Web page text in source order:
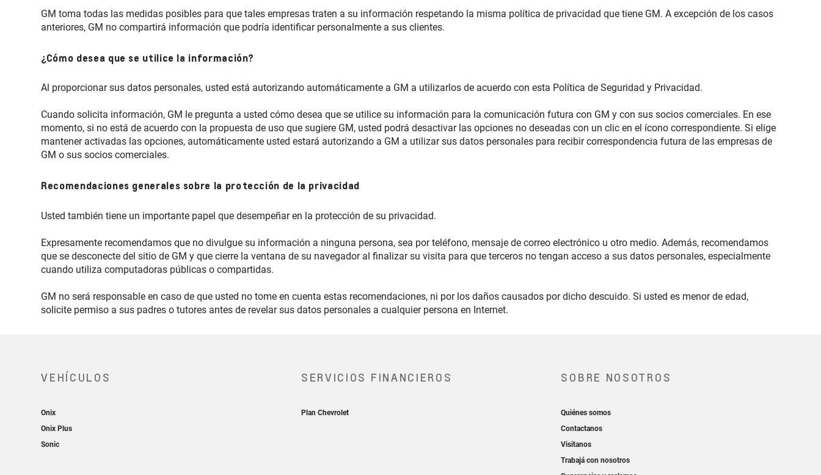
GM toma todas las medidas posibles para que tales empresas traten a su información respetando la misma política de privacidad que tiene GM. A excepción de los casos
anteriores, GM no compartirá información que podría identificar personalmente a sus clientes.
¿Cómo desea que se utilice la información?
Al proporcionar sus datos personales, usted está autorizando automáticamente a GM a utilizarlos de acuerdo con esta Política de Seguridad y Privacidad.
Cuando solicita información, GM le pregunta a usted cómo desea que se utilice su información para la comunicación futura con GM y con sus socios comerciales. En ese
momento, si no está de acuerdo con la propuesta de uso que sugiere GM, usted podrá desactivar las opciones no deseadas con un clic en el ícono correspondiente. Si elige
mantener activadas las opciones, automáticamente usted estará autorizando a GM a utilizar sus datos personales para recibir correspondencia futura de las empresas de
GM o sus socios comerciales.
Recomendaciones generales sobre la protección de la privacidad
Usted también tiene un importante papel que desempeñar en la protección de su privacidad.
Expresamente recomendamos que no divulgue su información a ninguna persona, sea por teléfono, mensaje de correo electrónico u otro medio. Además, recomendamos
que se desconecte del sitio de GM y que cierre la ventana de su navegador al finalizar su visita para que terceros no tengan acceso a sus datos personales, especialmente
cuando utiliza computadoras públicas o compartidas.
GM no será responsable en caso de que usted no tome en cuenta estas recomendaciones, ni por los daños causados por dicho descuido. Si usted es menor de edad,
solicite permiso a sus padres o tutores antes de revelar sus datos personales a cualquier persona en Internet.